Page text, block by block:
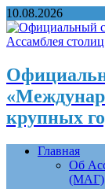
10.08.2026
крупных
Главная
Об
(МАГ)